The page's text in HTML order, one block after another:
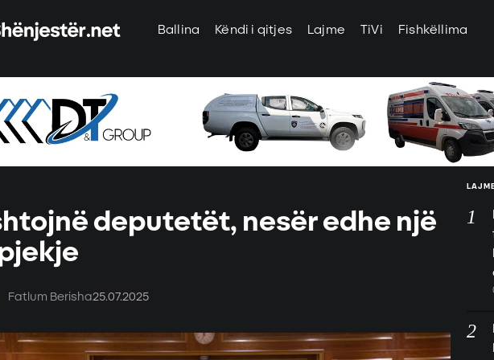
Ballina Këndi i qitjes Lajme TiVi Fishkëllima
deputetët, nesër edhe një
Fatlum Berisha25.07.2025